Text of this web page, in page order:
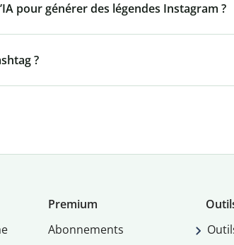
pour générer des légendes Instagram ?
?
Premium
Abonnements